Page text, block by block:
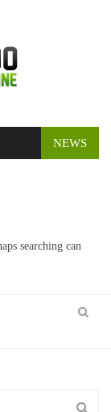
NEWS
searching can